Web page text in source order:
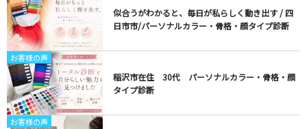
似合うがわかると、毎日が私らしく動き出す / 四
日市市/パーソナルカラー・骨格・顔タイプ診断
お客様の声
稲沢市在住 30代 パーソナルカラー・骨格・顔
タイプ診断
お客様の声